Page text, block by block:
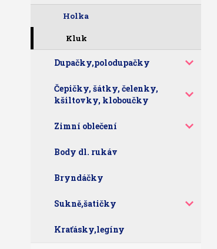
Holka
Kluk
Dupačky,polodupačky
Čepičky, šátky, čelenky,
kšiltovky, kloboučky
Zimní oblečení
Body dl. rukáv
Bryndáčky
Sukně,šatičky
Kraťásky,legíny